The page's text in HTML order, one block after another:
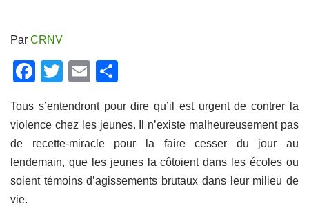
Par CRNV
F
c
e
b
o
T
tt
er
E
ail ta
g
er
Tous s’entendront pour dire qu’il est urgent de contrer la
violence chez les jeunes. Il n’existe malheureusement pas
de recette-miracle pour la faire cesser du jour au
lendemain, que les jeunes la côtoient dans les écoles ou
soient témoins d’agissements brutaux dans leur milieu de
vie.